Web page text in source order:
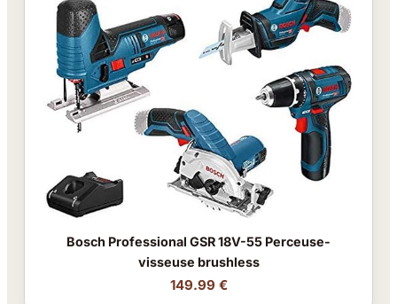
Bosch Professional GSR 18V-55 Perceuse-
visseuse brushless
149.99 €